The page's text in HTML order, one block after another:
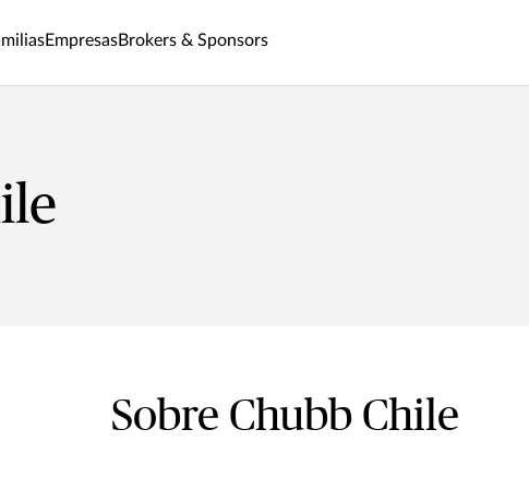
EmpresasBrokers & Sponsors
Sobre Chubb Chile